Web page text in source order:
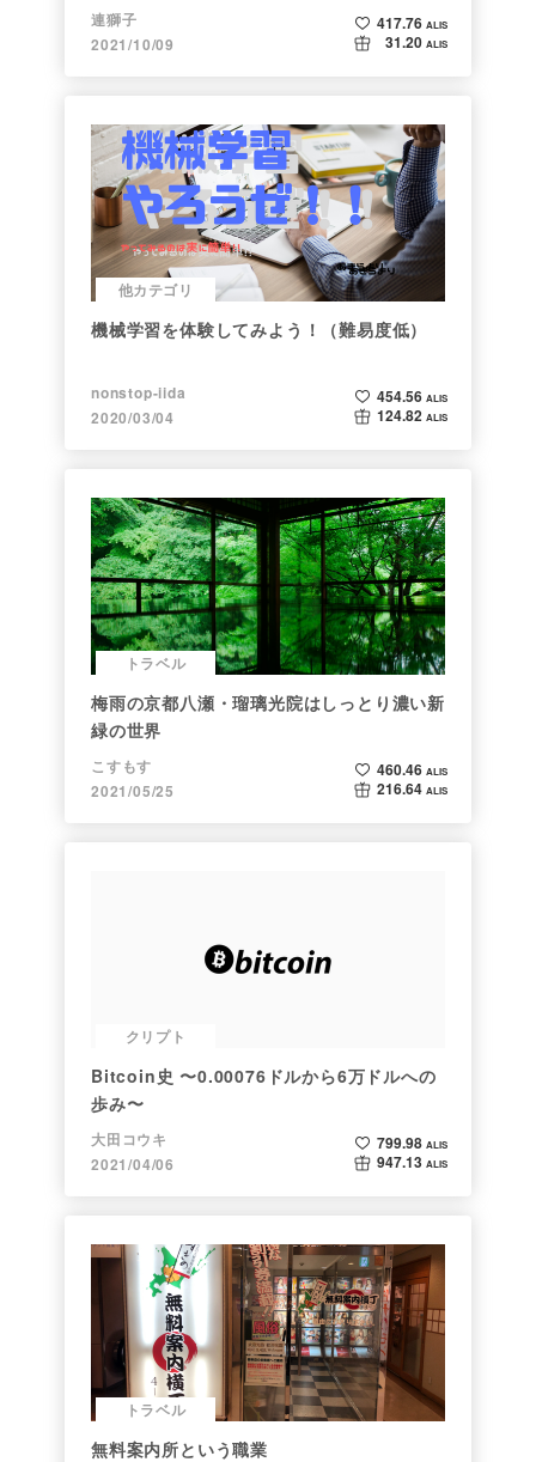
連獅子
2021/10/09
417.76 ALIS
31.20 ALIS
他カテゴリ
機械学習を体験してみよう！（難易度低）
nonstop-iida
2020/03/04
454.56 ALIS
124.82 ALIS
トラベル
梅雨の京都八瀬・瑠璃光院はしっとり濃い新
緑の世界
こすもす
2021/05/25
460.46 ALIS
216.64 ALIS
クリプト
Bitcoin史 〜0.00076ドルから6万ドルへの
歩み〜
大田コウキ
2021/04/06
799.98 ALIS
947.13 ALIS
トラベル
無料案内所という職業